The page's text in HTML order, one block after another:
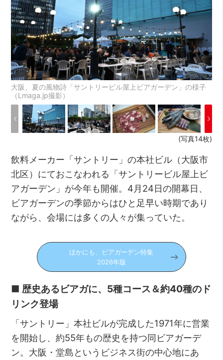
大阪、夏の風物詩「サントリービル屋上ビアガーデン」の様子
（Lmaga.jp撮影）
(写真14枚)
飲料メーカー「サントリー」の本社ビル（大阪市
北区）にておこなわれる「サントリービル屋上ビ
アガーデン」が今年も開催。4月24日の開幕日、
ビアガーデンの季節からはひと足早い時期であり
ながら、会場には多くの人々が集っていた。
ほかにも、ビアガーデン特集
2026年版
■ 歴史あるビアガに、5種コース＆約40種のド
リンク登場
「サントリー」本社ビルが完成した1971年に営業
を開始し、約55年もの歴史を持つ同ビアガーデ
ン。大阪・堂島というビジネス街の中心地にあ